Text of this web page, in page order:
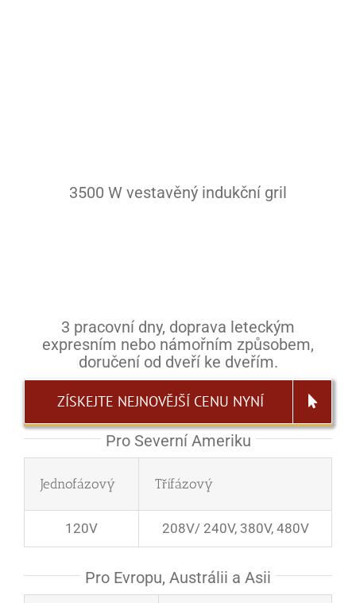
Kontakt3500 W vestavěný indukční gril
3 pracovní dny, doprava leteckým
expresním nebo námořním způsobem,
doručení od dveří ke dveřím.
ZÍSKEJTE NEJNOVĚJŠÍ CENU NYNÍ
Pro Severní Ameriku
Jednofázový Třífázový
120V 208V/ 240V, 380V, 480V
Pro Evropu, Austrálii a Asii